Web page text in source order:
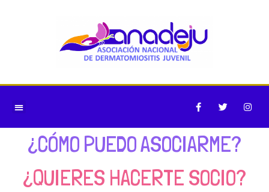
¿CÓMO PUEDO ASOCIARME?
¿QUIERES HACERTE SOCIO?